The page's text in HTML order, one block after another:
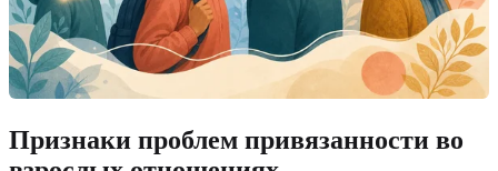
Признаки проблем привязанности во